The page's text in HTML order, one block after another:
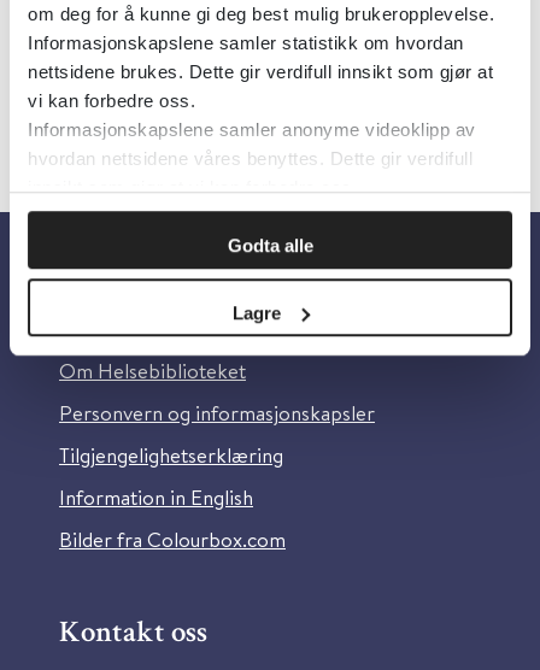
om deg for å kunne gi deg best mulig brukeropplevelse.
Informasjonskapslene samler statistikk om hvordan
nettsidene brukes. Dette gir verdifull innsikt som gjør at
vi kan forbedre oss.
Informasjonskapslene samler anonyme videoklipp av
hvordan nettsidene våres benyttes. Dette gir verdifull
innsikt som gjør at vi kan forbedre oss.
Godta alle
Lagre
Redaktør
Ta kontakt
Om Helsebiblioteket
Personvern og informasjonskapsler
Tilgjengelighetserklæring
Information in English
Bilder fra Colourbox.com
Kontakt oss